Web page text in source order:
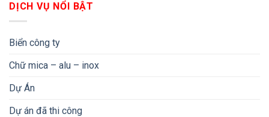
DỊCH VỤ NỔI BẬT
Biển công ty
Chữ mica – alu – inox
Dự Án
Dự án đã thi công